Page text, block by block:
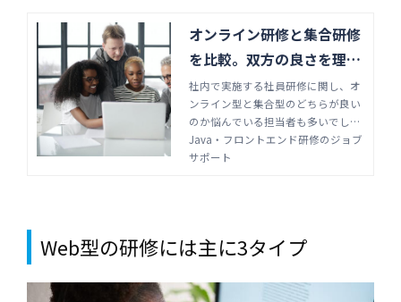
オンライン研修と集合研修
を比較。双方の良さを理解
した運用が重要 | Java・フ
ロントエンド研修のジョブ
サポート
社内で実施する社員研修に関し、オ
ンライン型と集合型のどちらが良い
のか悩んでいる担当者も多いでしょ
う。それぞれのメリット・デメリッ
トを知れば、適切な選択ができるよ
Java・フロントエンド研修のジョブ
サポート
Web型の研修には主に3タイプ